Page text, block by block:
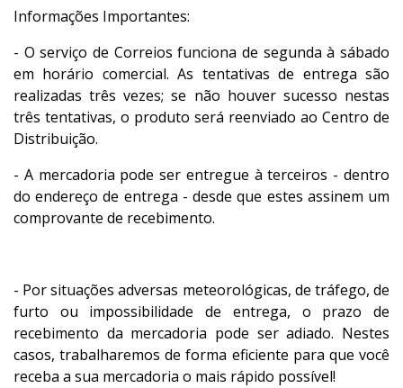
Informações Importantes:
- O serviço de Correios funciona de segunda à sábado
em horário comercial. As tentativas de entrega são
realizadas três vezes; se não houver sucesso nestas
três tentativas, o produto será reenviado ao Centro de
Distribuição.
- A mercadoria pode ser entregue à terceiros - dentro
do endereço de entrega - desde que estes assinem um
comprovante de recebimento.
- Por situações adversas meteorológicas, de tráfego, de
furto ou impossibilidade de entrega, o prazo de
recebimento da mercadoria pode ser adiado. Nestes
casos, trabalharemos de forma eficiente para que você
receba a sua mercadoria o mais rápido possível!